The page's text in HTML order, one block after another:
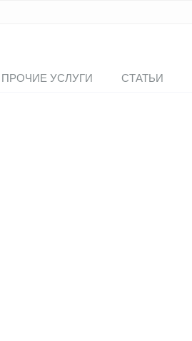
ПРОЧИЕ УСЛУГИ СТАТЬИ